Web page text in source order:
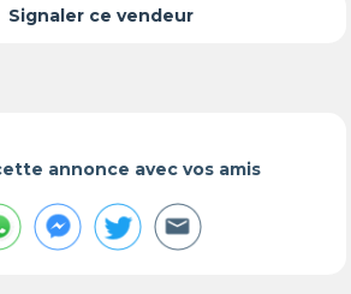
Signaler ce vendeur
annonce avec vos amis